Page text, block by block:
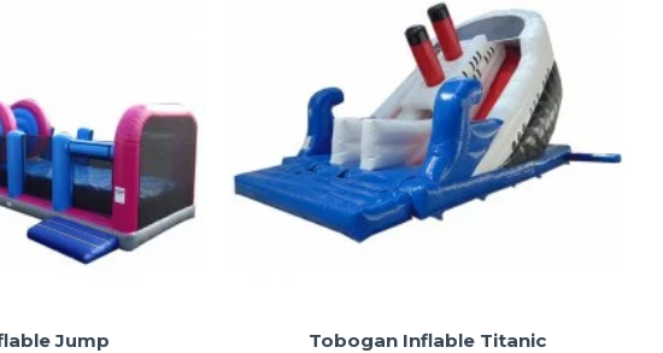
Jump Tobogan Inflable Titanic